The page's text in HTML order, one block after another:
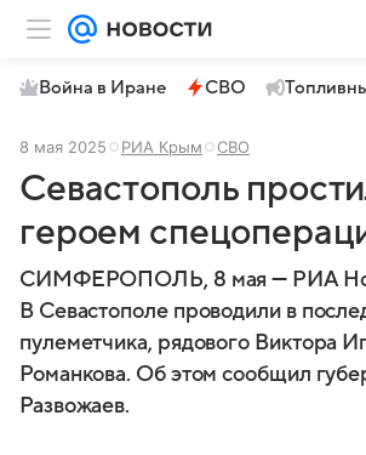
Война в Иране СВО
8 мая 2025 РИА Крым СВО
Севастополь
героем
СИМФЕРОПОЛЬ, 8 мая — РИА
В Севастополе проводили в
пулеметчика, рядового Виктора
Романкова. Об этом сообщил
Развожаев.